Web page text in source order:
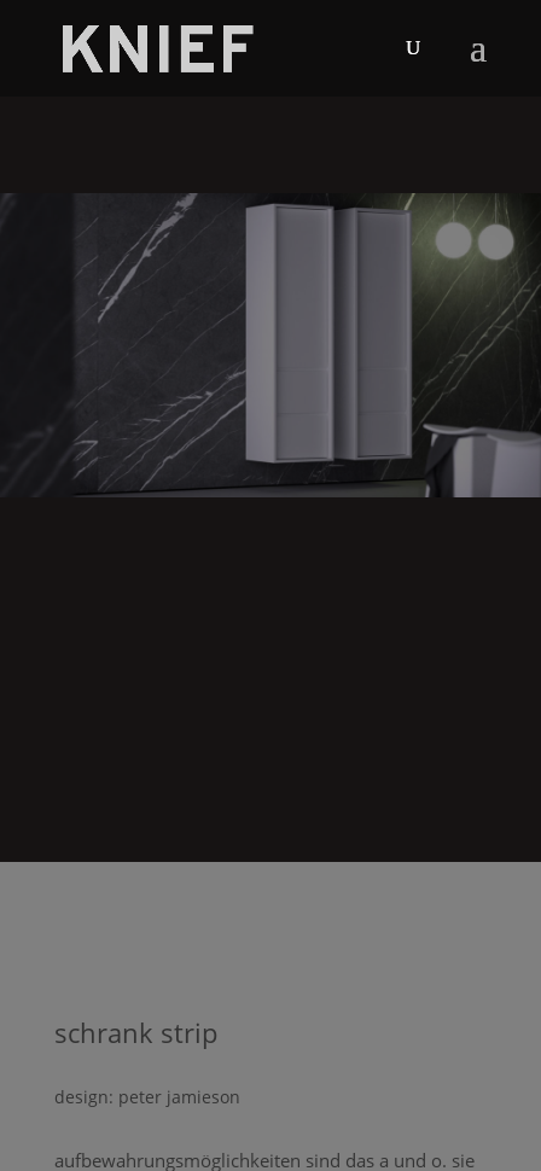
schrank strip
design: peter jamieson
aufbewahrungsmöglichkeiten sind das a und o. sie